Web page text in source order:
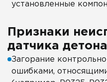
установленные
Признаки
датчика
Загорание
ошибками,